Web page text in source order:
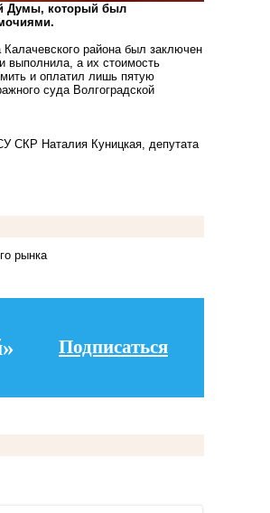
Думы, который был
района был заключен
выполнила, а их стоимость
и оплатил лишь пятую
суда Волгоградской
СКР Наталия Куницкая, депутата
рынка
Подписаться